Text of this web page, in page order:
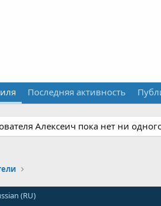
Последняя активность
Алексеич пока нет ни
(RU)